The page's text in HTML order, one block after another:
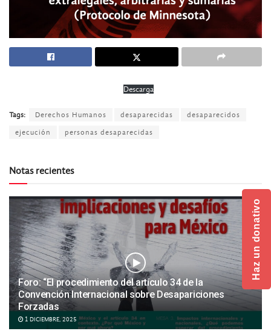
Descarga
Tags: Derechos Humanos desaparecidas desaparecidos
ejecución personas desaparecidas
Notas recientes
Foro: “El procedimiento del artículo 34 de la
Convención Internacional sobre Desapariciones
Forzadas
1 DICIEMBRE, 2025
Haz un donativo